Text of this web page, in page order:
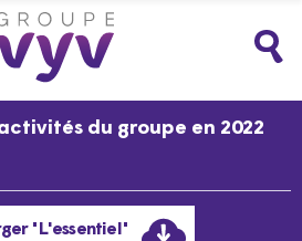
du groupe en 2022
"L'essentiel"